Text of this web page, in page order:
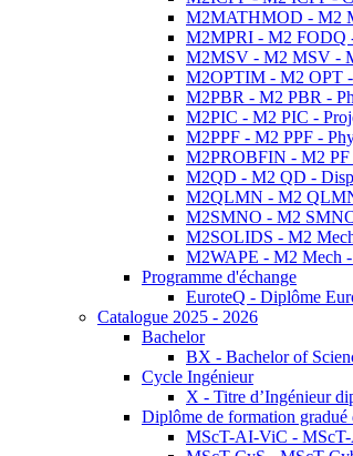
M2MATHMOD - M2
M2MPRI - M2 FODQ
M2MSV - M2 MSV -
M2OPTIM - M2 OPT
M2PBR - M2 PBR -
M2PIC - M2 PIC -
M2PPF - M2 PPF -
M2PROBFIN - M2 PF
M2QD - M2 QD -
M2QLMN - M2 QLMN
M2SMNO - M2 SMNO
M2SOLIDS - M2
M2WAPE - M2 Mech
Programme d'échange
EuroteQ - Diplôme
Catalogue 2025 - 2026
Bachelor
BX - Bachelor of
Cycle Ingénieur
X - Titre d’Ingénieur
Diplôme de formation
MScT-AI-ViC - MScT-